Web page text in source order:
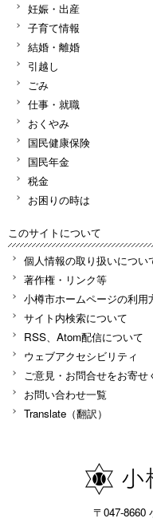
妊娠・出産
子育て情報
結婚・離婚
引越し
ごみ
仕事・就職
おくやみ
国民健康保険
国民年金
税金
お困りの時は
このサイトについて
個人情報の取り扱いについ
著作権・リンク等
小樽市ホームページの利用
サイト内検索について
RSS、Atom配信について
ウェブアクセシビリティ
ご意見・お問合せをお寄せ
お問い合わせ一覧
Translate（翻訳）
〒047-8660